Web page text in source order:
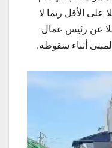
أنجليس، قال إن 30 عاملا على الأقل ربما لا
عن رئيس عمال
أثناء سقوطه.